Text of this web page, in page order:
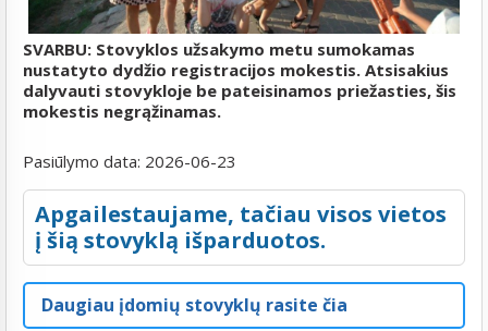
SVARBU: Stovyklos užsakymo metu sumokamas
nustatyto dydžio registracijos mokestis. Atsisakius
dalyvauti stovykloje be pateisinamos priežasties, šis
mokestis negrąžinamas.
Pasiūlymo data: 2026-06-23
Apgailestaujame, tačiau visos vietos
į šią stovyklą išparduotos.
Daugiau įdomių stovyklų rasite čia